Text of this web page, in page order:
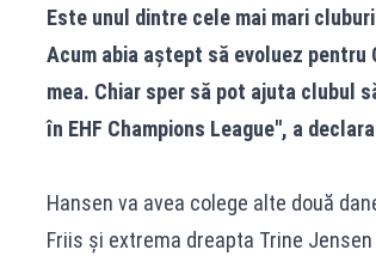
Este unul dintre cele mai mari
Acum abia aștept să evoluez pentru
mea. Chiar sper să pot ajuta clubul
în EHF Champions League'', a
Hansen va avea colege alte două
Friis și extrema dreapta Trine